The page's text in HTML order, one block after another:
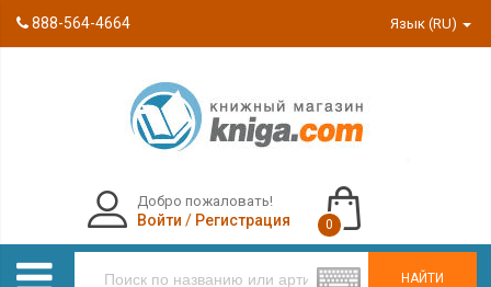
888-564-4664 Язык (RU)
НАЙТИ
Добро пожаловать!
Войти / Регистрация 0